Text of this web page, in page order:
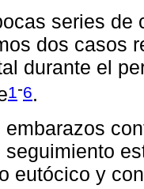
series de
dos casos
durante el
1 -6.
eutócico y